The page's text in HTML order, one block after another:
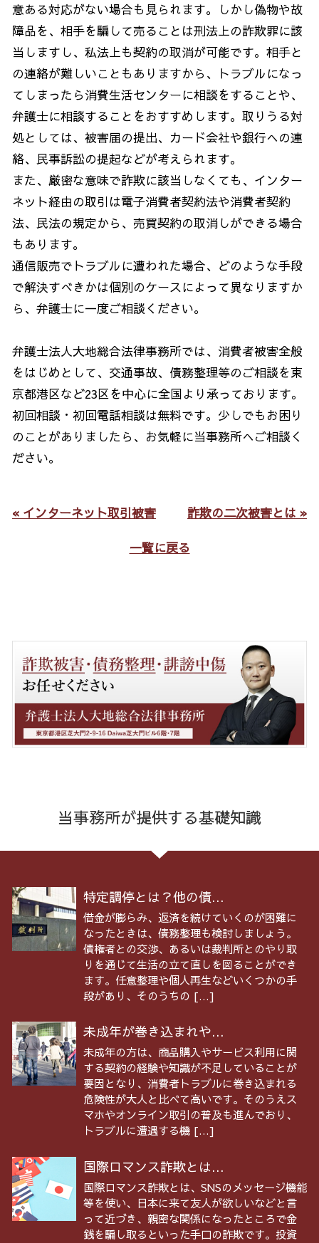
意ある対応がない場合も見られます。しかし偽物や故
障品を、相手を騙して売ることは刑法上の詐欺罪に該
当しますし、私法上も契約の取消が可能です。相手と
の連絡が難しいこともありますから、トラブルになっ
てしまったら消費生活センターに相談をすることや、
弁護士に相談することをおすすめします。取りうる対
処としては、被害届の提出、カード会社や銀行への連
絡、民事訴訟の提起などが考えられます。
また、厳密な意味で詐欺に該当しなくても、インター
ネット経由の取引は電子消費者契約法や消費者契約
法、民法の規定から、売買契約の取消しができる場合
もあります。
通信販売でトラブルに遭われた場合、どのような手段
で解決すべきかは個別のケースによって異なりますか
ら、弁護士に一度ご相談ください。
弁護士法人大地総合法律事務所では、消費者被害全般
をはじめとして、交通事故、債務整理等のご相談を東
京都港区など23区を中心に全国より承っております。
初回相談・初回電話相談は無料です。少しでもお困り
のことがありましたら、お気軽に当事務所へご相談く
ださい。
« インターネット取引被害 詐欺の二次被害とは »
一覧に戻る
当事務所が提供する基礎知識
特定調停とは？他の債...
借金が膨らみ、返済を続けていくのが困難に
なったときは、債務整理も検討しましょう。
債権者との交渉、あるいは裁判所とのやり取
りを通じて生活の立て直しを図ることができ
ます。任意整理や個人再生などいくつかの手
段があり、そのうちの […]
未成年が巻き込まれや...
未成年の方は、商品購入やサービス利用に関
する契約の経験や知識が不足していることが
要因となり、消費者トラブルに巻き込まれる
危険性が大人と比べて高いです。そのうえス
マホやオンライン取引の普及も進んでおり、
トラブルに遭遇する機 […]
国際ロマンス詐欺とは...
国際ロマンス詐欺とは、SNSのメッセージ機能
等を使い、日本に来て友人が欲しいなどと言
って近づき、親密な関係になったところで金
銭を騙し取るといった手口の詐欺です。投資